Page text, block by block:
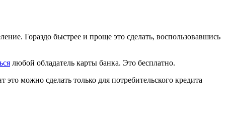
Гораздо быстрее и проще это сделать, воспользовавшись
любой обладатель карты банка. Это бесплатно.
можно сделать только для потребительского кредита